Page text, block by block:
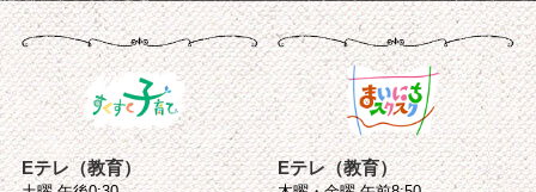
Eテレ（教育） Eテレ（教育）